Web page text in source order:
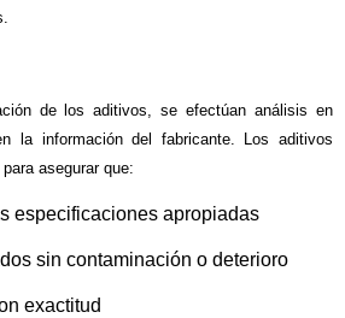
de los aditivos, se efectúan análisis en
la información del fabricante. Los aditivos
asegurar que:
especificaciones apropiadas
sin contaminación o deterioro
exactitud